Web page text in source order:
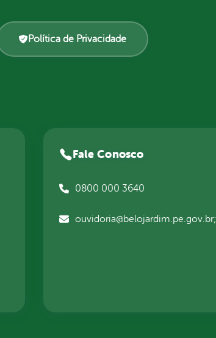
Política de Privacidade
Fale Conosco
0800 000 3640
ouvidoria@belojardim.pe.gov.br;